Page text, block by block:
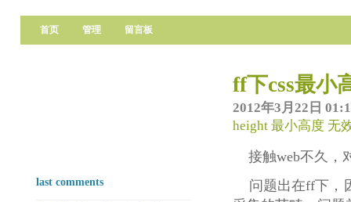
首页 管理 留言板
last comments
ff下css最小
2012年3月22日
height 最小高度 无
接触web不久，
问题出在ff下，